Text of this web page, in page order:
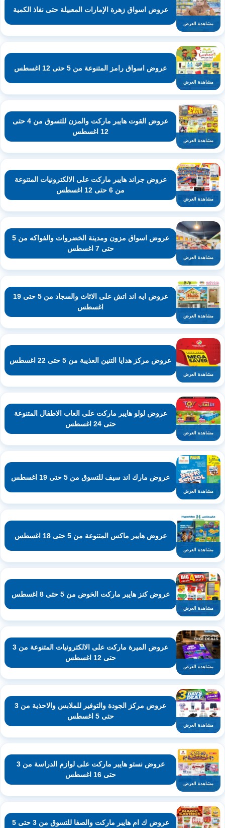
مشاهدة العرض
عروض اسواق زهرة الإمارات المعبيلة حتى نفاذ الكمية
مشاهدة العرض
عروض اسواق رامز المتنوعة من 5 حتى 12 اغسطس
مشاهدة العرض
عروض القوت هايبر ماركت والمزن للتسوق من 4 حتى
12 اغسطس
مشاهدة العرض
عروض جراند هايبر ماركت على الالكترونيات المتنوعة
من 6 حتى 12 اغسطس
مشاهدة العرض
عروض اسواق مزون ومدينة الخضروات والفواكه من 5
حتى 7 اغسطس
مشاهدة العرض
عروض ايه اند اتش على الاثاث والسجاد من 5 حتى 19
اغسطس
مشاهدة العرض
عروض مركز هدايا التنين العذيبة من 5 حتى 22 اغسطس
مشاهدة العرض
عروض لولو هايبر ماركت على العاب الاطفال المتنوعة
حتى 24 اغسطس
مشاهدة العرض
عروض مارك اند سيف للتسوق من 5 حتى 19 اغسطس
مشاهدة العرض
عروض هايبر ماكس المتنوعة من 5 حتى 18 اغسطس
مشاهدة العرض
عروض كنز هايبر ماركت الخوض من 5 حتى 8 اغسطس
مشاهدة العرض
عروض الميرة ماركت على الالكترونيات المتنوعة من 3
حتى 12 اغسطس
مشاهدة العرض
عروض مركز الجودة والتوفير للملابس والاحذية من 3
حتى 5 اغسطس
مشاهدة العرض
عروض نستو هايبر ماركت على لوازم الدراسة من 3
حتى 16 اغسطس
عروض ك ام هايبر ماركت والصفا للتسوق من 3 حتى 5